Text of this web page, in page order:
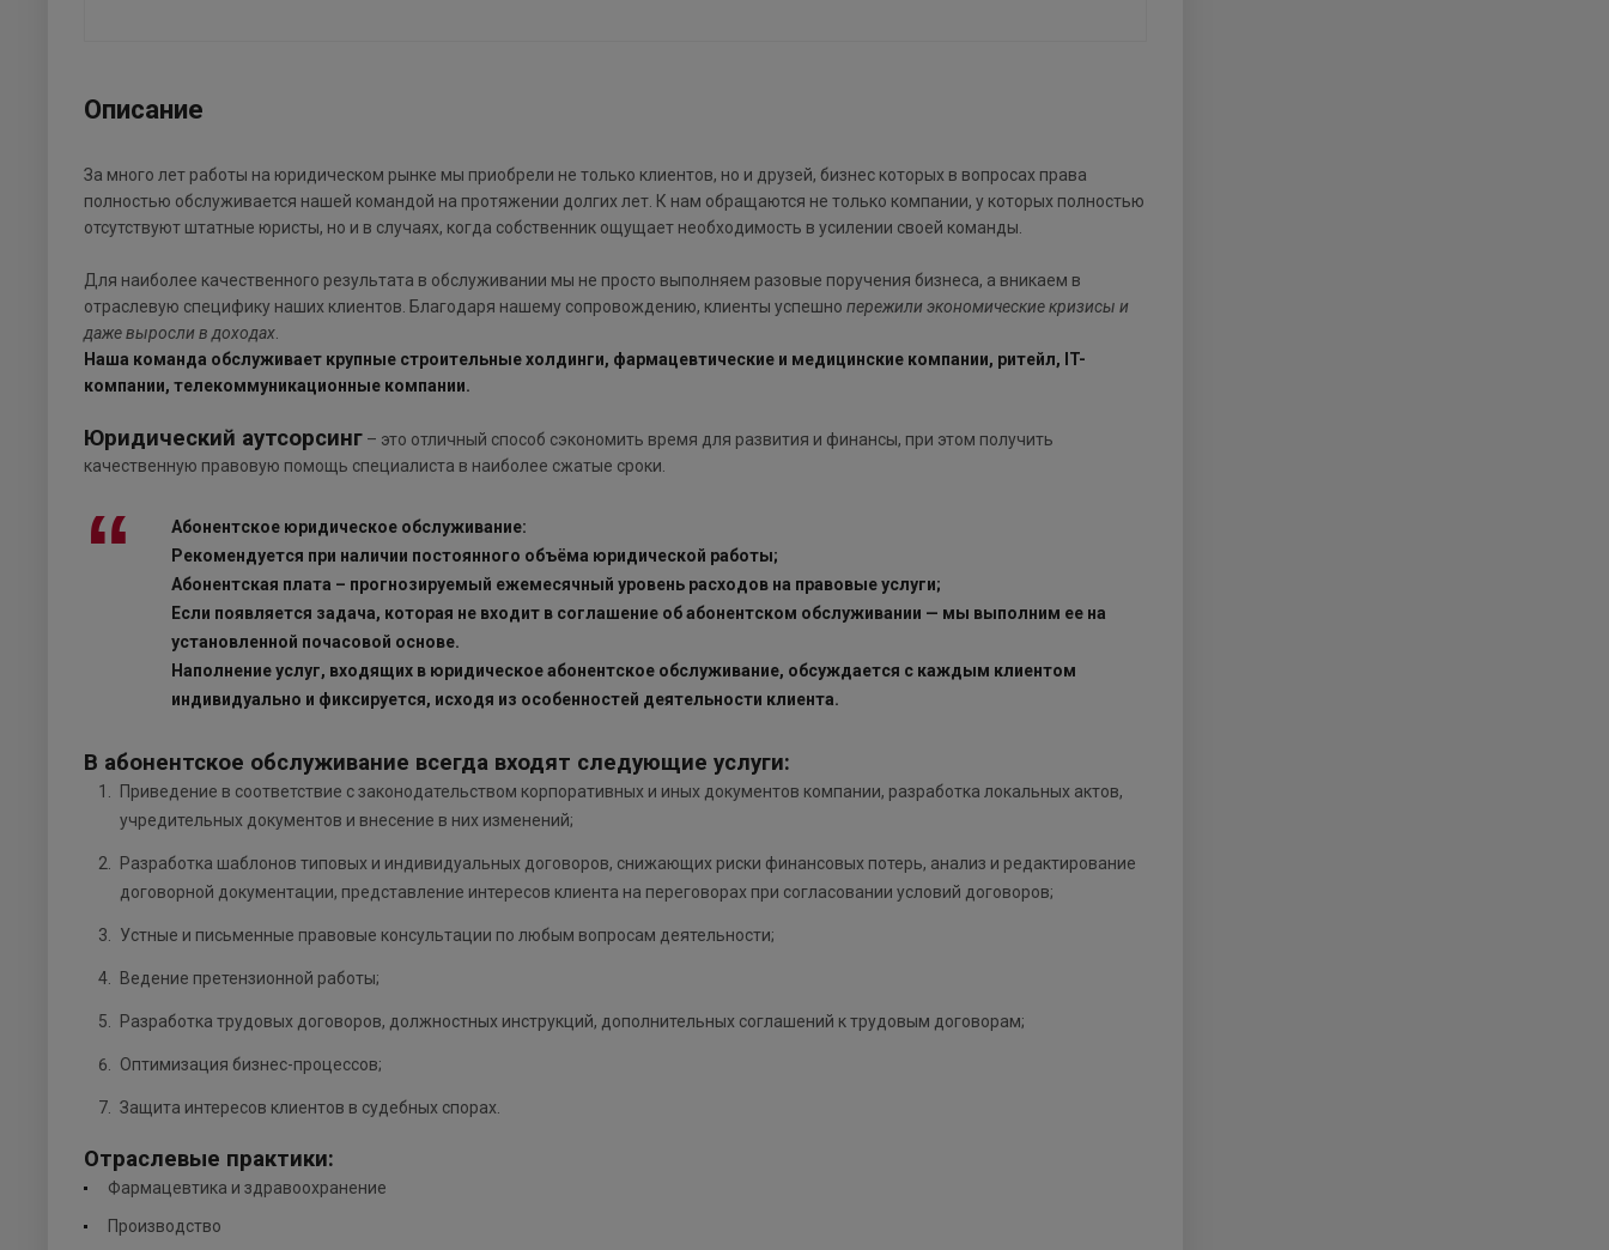
Описание
За много лет работы на юридическом рынке мы приобрели не только клиентов, но и друзей, бизнес которых в вопросах права
полностью обслуживается нашей командой на протяжении долгих лет. К нам обращаются не только компании, у которых полностью
отсутствуют штатные юристы, но и в случаях, когда собственник ощущает необходимость в усилении своей команды.
Для наиболее качественного результата в обслуживании мы не просто выполняем разовые поручения бизнеса, а вникаем в
отраслевую специфику наших клиентов. Благодаря нашему сопровождению, клиенты успешно пережили экономические кризисы и
даже выросли в доходах
Наша команда обслуживает крупные строительные холдинги, фармацевтические и медицинские компании, ритейл, IT-
компании, телекоммуникационные компании.
Юридический аутсорсинг – это отличный способ сэкономить время для развития и финансы, при этом получить
качественную правовую помощь специалиста в наиболее сжатые сроки.
Абонентское юридическое обслуживание:
Рекомендуется при наличии постоянного объёма юридической работы;
Абонентская плата – прогнозируемый ежемесячный уровень расходов на правовые услуги;
Если появляется задача, которая не входит в соглашение об абонентском обслуживании — мы выполним ее на
установленной почасовой основе.
Наполнение услуг, входящих в юридическое абонентское обслуживание, обсуждается с каждым клиентом
индивидуально и фиксируется, исходя из особенностей деятельности клиента.
В абонентское обслуживание всегда входят следующие услуги:
Приведение в соответствие с законодательством корпоративных и иных документов компании, разработка локальных актов,
учредительных документов и внесение в них изменений;
Разработка шаблонов типовых и индивидуальных договоров, снижающих риски финансовых потерь, анализ и редактирование
договорной документации, представление интересов клиента на переговорах при согласовании условий договоров;
Устные и письменные правовые консультации по любым вопросам деятельности;
Ведение претензионной работы;
Разработка трудовых договоров, должностных инструкций, дополнительных соглашений к трудовым договорам;
Оптимизация бизнес-процессов;
Защита интересов клиентов в судебных спорах.
Отраслевые практики:
Фармацевтика и здравоохранение
Производство